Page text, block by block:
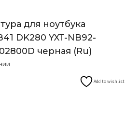
для ноутбука
DK280 YXT-NB92-
черная (Ru)
Add to wishlist